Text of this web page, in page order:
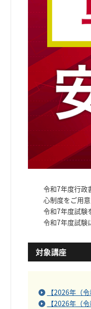
令和7年度行政
心制度をご用意
令和7年度試験
令和7年度試験
対象講座
【2026年（
【2026年（